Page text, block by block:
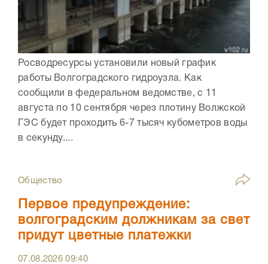
Росводресурсы установили новый график
работы Волгоградского гидроузла. Как
сообщили в федеральном ведомстве, с 11
августа по 10 сентября через плотину Волжской
ГЭС будет проходить 6-7 тысяч кубометров воды
в секунду....
Общество
Первое предупреждение:
волгоградским должникам за свет
придут цветные платежки
07.08.202609:40